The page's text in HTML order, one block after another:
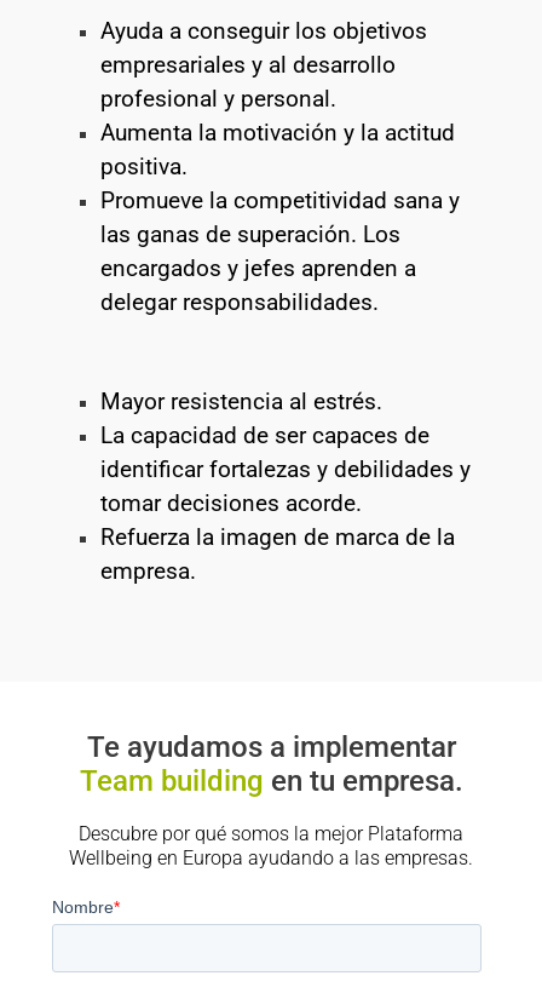
Ayuda a conseguir los objetivos
empresariales y al desarrollo
profesional y personal.
Aumenta la motivación y la actitud
positiva.
Promueve la competitividad sana y
las ganas de superación. Los
encargados y jefes aprenden a
delegar responsabilidades.
Mayor resistencia al estrés.
La capacidad de ser capaces de
identificar fortalezas y debilidades y
tomar decisiones acorde.
Refuerza la imagen de marca de la
empresa.
Te ayudamos a implementar
Team building en tu empresa.
Descubre por qué somos la mejor Plataforma
Wellbeing en Europa ayudando a las empresas.